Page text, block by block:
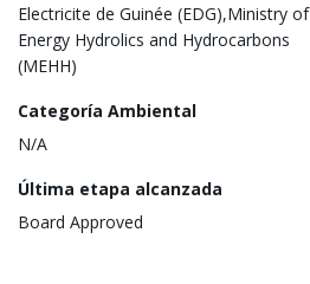
Electricite de Guinée (EDG),Ministry of
Energy Hydrolics and Hydrocarbons
(MEHH)
Categoría Ambiental
N/A
Última etapa alcanzada
Board Approved